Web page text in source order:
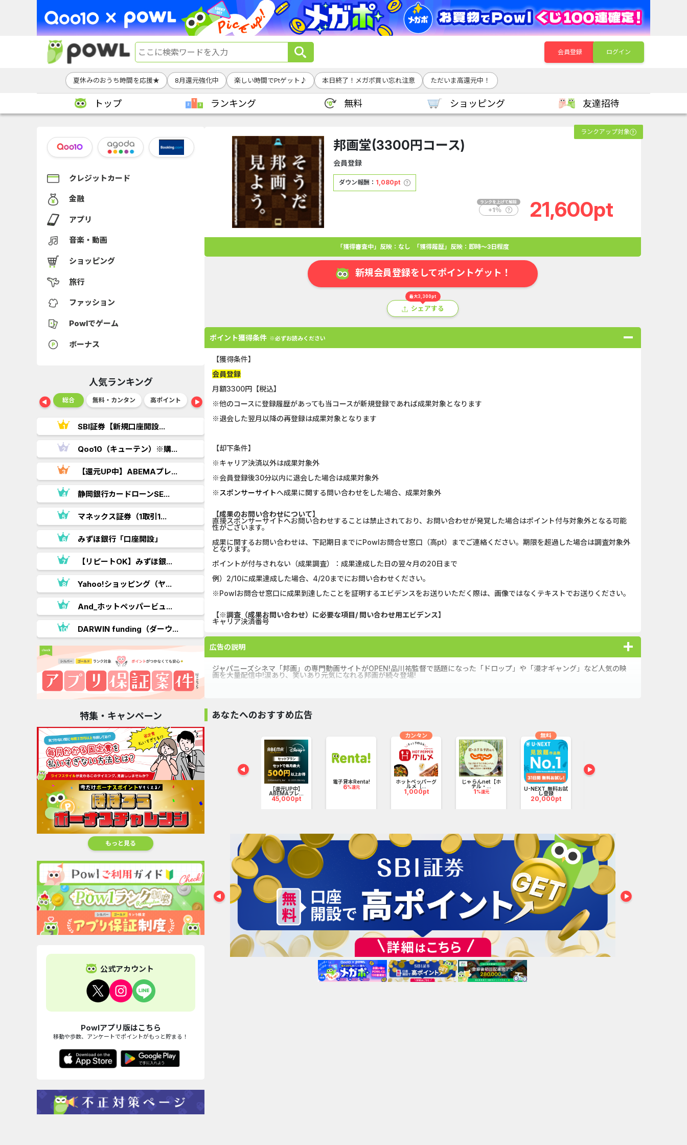
会員登録 ログイン
夏休みのおうち時間を応援★ 8月還元強化中 楽しい時間でPtゲット♪ 本日終了！メガポ買い忘れ注意 ただいま高還元中！
トップ ランキング 無料 ショッピング 友達招待
クレジットカード
金融
アプリ
音楽・動画
ショッピング
旅行
ファッション
Powlでゲーム
ボーナス
人気ランキング
ショッピング 総合 無料・カンタン 高ポイント ゲーム アプリ クレジットカード 金融 生活 ショッピング 総合 無料・カンタン
SBI証券【新規口座開設...
Qoo10（キューテン）※購...
【還元UP中】ABEMAプレ...
静岡銀行カードローンSE...
マネックス証券（1取引1...
みずほ銀行「口座開設」
【リピートOK】みずほ銀...
Yahoo!ショッピング（ヤ...
And_ホットペッパービュ...
DARWIN funding（ダーウ...
Double Number Merging...
U-NEXT_無料お試し登録
DOOR賃貸
Nielsen（ニールセン）...
ウォーターカラーソート...
Nielsen（ニールセン）...
フランチャイズ比較.net
マネックス証券（1取引1...
みずほ銀行「口座開設」
【リピートOK】みずほ銀...
DARWIN funding（ダーウ...
リクルートカード
【還元UP中】パズル＆サ...
iOS_エバーテイル_3日間...
特集・キャンペーン
もっと見る
公式アカウント
Powlアプリ版はこちら
移動や歩数、アンケートでポイントがもっと貯まる！
ランクアップ対象
邦画堂(3300円コース)
会員登録
ダウン報酬： 1,080pt
21,600pt
「獲得審査中」反映：なし 「獲得履歴」反映：即時～3日程度
新規会員登録をしてポイントゲット！
最大3,300pt
シェアする
ポイント獲得条件 ※必ずお読みください
【獲得条件】
会員登録
月額3300円【税込】
※他のコースに登録履歴があっても当コースが新規登録であれば成果対象となります
※退会した翌月以降の再登録は成果対象となります
【却下条件】
※キャリア決済以外は成果対象外
※会員登録後30分以内に退会した場合は成果対象外
※ スポンサーサイトへ成果に関する問い合わせをした場合、成果対象外
【成果のお問い合わせについて】
直接スポンサーサイトへお問い合わせすることは禁止されており、お問い合わせが発覚した場合はポイント付与対象外となる可能
性がございます。
成果に関するお問い合わせは、下記期日までにPowlお問合せ窓口（高pt）までご連絡ください。期限を超過した場合は調査対象外
となります。
ポイントが付与されない（成果調査）：成果達成した日の翌々月の20日まで
例）2/10に成果達成した場合、4/20までにお問い合わせください。
※Powlお問合せ窓口に成果到達したことを証明するエビデンスをお送りいただく際は、画像ではなくテキストでお送りください。
【※調査（成果お問い合わせ）に必要な項目/ 問い合わせ用エビデンス】
キャリア決済番号
広告の説明
ジャパニーズシネマ「邦画」の専門動画サイトがOPEN!品川祐監督で話題になった「ドロップ」や「漫才ギャング」など人気の映
画を大量配信中!涙あり、笑いあり元気になれる邦画が続々登場!
あなたへのおすすめ広告
富士山の天然水ウ
京急プレミアポイ
ント（...
7,000pt
中古車買取・廃車
買取[...
180,000pt
車買取【ソコカ
【還元UP中】
ABEMAプレ...
45,000pt
電子貸本Renta!
6%還元
ホットペッパーグ
ルメ［...
1,000pt
カンタン
じゃらんnet【ホ
テル・...
1%還元 U-NEXT_無料お試
し登録
20,000pt
無料